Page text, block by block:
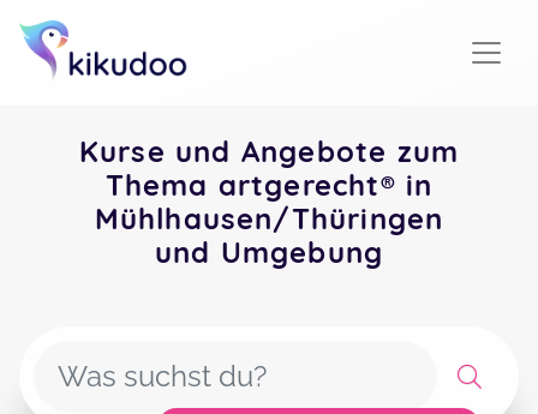
Kurse und Angebote zum
Thema artgerecht® in
Mühlhausen/Thüringen
und Umgebung